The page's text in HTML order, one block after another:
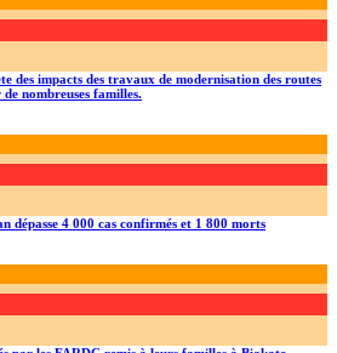
des impacts des travaux de modernisation des routes
nombreuses familles.
dépasse 4 000 cas confirmés et 1 800 morts